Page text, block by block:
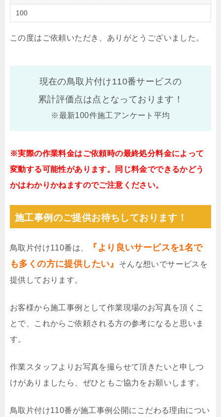
100
この度はご依頼いただき、ありがとうございました。
現在の鳥取片付け110番サービスの
累計評価点は点となっております！
※最新100件施工アンケート平均
※実際の作業料金はご依頼時の最終処分料金によって
変動する可能性があります。同じ料金でできるかどう
かはわかりかねますのでご注意ください。
施工事例のご提供お待ちしております！
鳥取片付け110番は、
『より良いサービスを1名で
も多くの方に提供したい』
そんな想いでサービスを
提供しております。
お客様から施工事例として作業現場のお写真を頂くこ
とで、これからご依頼される方の参考になると思いま
す。
作業スタッフよりお写真を撮らせて頂きたいと申しつ
けがありましたら、ぜひともご協力をお願いします。
鳥取片付け110番が施工事例公開にこだわる理由につい